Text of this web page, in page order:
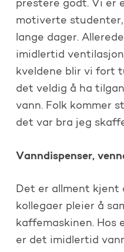
prestere godt. Vi er
motiverte
lange dager.
imidlertid
kveldene blir vi fort
det veldig å ha
vann. Folk kommer
det var bra jeg
Vanndispenser,
Det er allment kjent
kollegaer pleier å
kaffemaskinen. Hos
er det imidlertid